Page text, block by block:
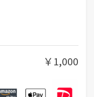
￥1,000